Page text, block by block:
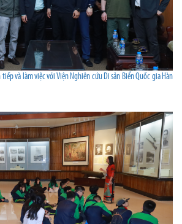
và làm việc với Viện Nghiên cứu Di sản Biển Quốc gia Hàn